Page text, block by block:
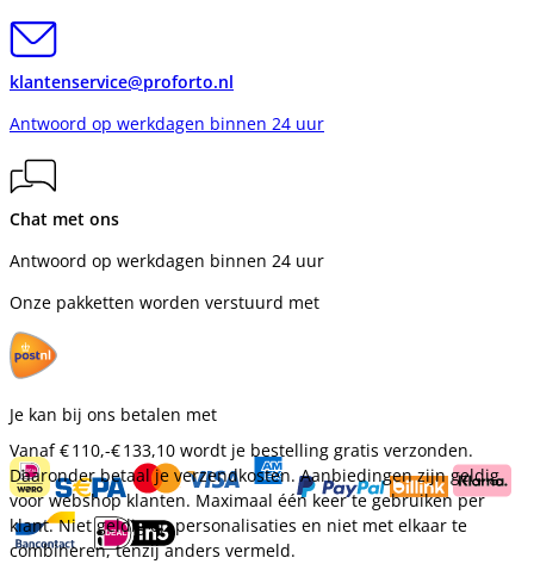
klantenservice@proforto.nl
Antwoord op werkdagen binnen 24 uur
Chat met ons
Antwoord op werkdagen binnen 24 uur
Onze pakketten worden verstuurd met
Je kan bij ons betalen met
Vanaf€ 110,-€ 133,10 wordt je bestelling gratis verzonden.
Daaronder betaal je verzendkosten. Aanbiedingen zijn geldig
voor webshop klanten. Maximaal één keer te gebruiken per
klant. Niet geldig op personalisaties en niet met elkaar te
combineren, tenzij anders vermeld.